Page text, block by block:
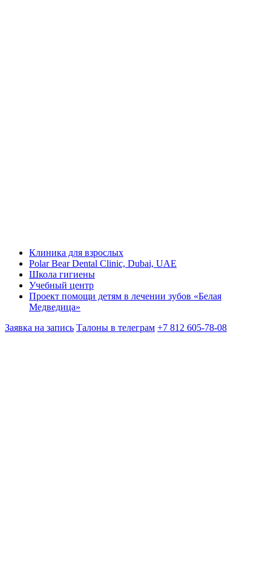
Клиника для взрослых
Polar Bear Dental Clinic, Dubai, UAE
Школа гигиены
Учебный центр
Проект помощи детям в лечении зубов «Белая
Медведица»
Заявка на запись Талоны в телеграм +7 812 605-78-08